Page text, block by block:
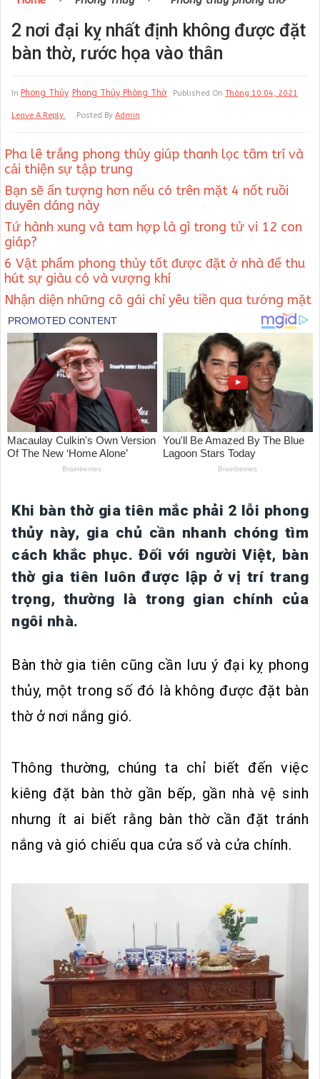
2 nơi đại kỵ nhất định không được đặt
bàn thờ, rước họa vào thân
In Phong Thủy Phong Thủy Phòng Thờ Published On Tháng 10 04, 2021
Leave A Reply Posted By Admin
Pha lê trắng phong thủy giúp thanh lọc tâm trí và
cải thiện sự tập trung
Bạn sẽ ấn tượng hơn nếu có trên mặt 4 nốt ruồi
duyên dáng này
Tứ hành xung và tam hợp là gì trong tử vi 12 con
giáp?
6 Vật phẩm phong thủy tốt được đặt ở nhà để thu
hút sự giàu có và vượng khí
Nhận diện những cô gái chỉ yêu tiền qua tướng mặt
Khi bàn thờ gia tiên mắc phải 2 lỗi phong
thủy này, gia chủ cần nhanh chóng tìm
cách khắc phục. Đối với người Việt, bàn
thờ gia tiên luôn được lập ở vị trí trang
trọng, thường là trong gian chính của
ngôi nhà.
Bàn thờ gia tiên cũng cần lưu ý đại kỵ phong
thủy, một trong số đó là không được đặt bàn
thờ ở nơi nắng gió.
Thông thường, chúng ta chỉ biết đến việc
kiêng đặt bàn thờ gần bếp, gần nhà vệ sinh
nhưng ít ai biết rằng bàn thờ cần đặt tránh
nắng và gió chiếu qua cửa sổ và cửa chính.